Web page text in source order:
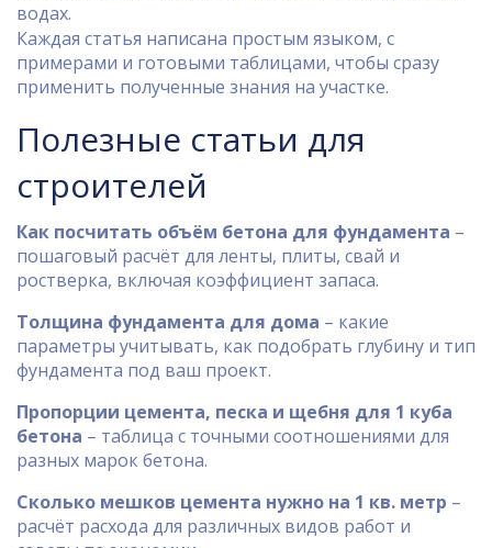
водах.
Каждая статья написана простым языком, с
примерами и готовыми таблицами, чтобы сразу
применить полученные знания на участке.
Полезные статьи для
строителей
Как посчитать объём бетона для фундамента –
пошаговый расчёт для ленты, плиты, свай и
ростверка, включая коэффициент запаса.
Толщина фундамента для дома – какие
параметры учитывать, как подобрать глубину и тип
фундамента под ваш проект.
Пропорции цемента, песка и щебня для 1 куба
бетона – таблица с точными соотношениями для
разных марок бетона.
Сколько мешков цемента нужно на 1 кв. метр –
расчёт расхода для различных видов работ и